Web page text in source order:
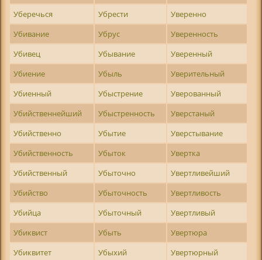
Уберечься
Убрести
Уверенно
Убивание
Убрус
Уверенность
Убивец
Убывание
Уверенный
Убиение
Убыль
Уверительный
Убиенный
Убыстрение
Уверованный
Убийственнейший
Убыстренность
Уверстаный
Убийственно
Убытие
Уверстывание
Убийственность
Убыток
Увертка
Убийственный
Убыточно
Увертливейший
Убийство
Убыточность
Увертливость
Убийца
Убыточный
Увертливый
Убиквист
Убыть
Увертюра
Убиквитет
Убыхий
Увертюрный